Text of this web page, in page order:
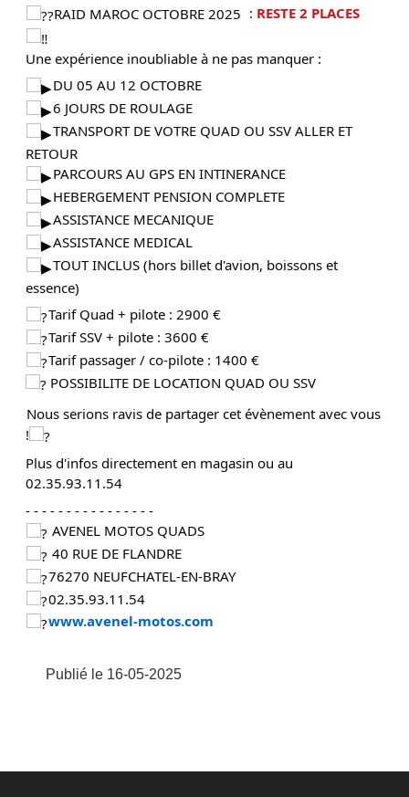
RAID MAROC OCTOBRE 2025 : RESTE 2 PLACES
Une expérience inoubliable à ne pas manquer :
DU 05 AU 12 OCTOBRE
6 JOURS DE ROULAGE
TRANSPORT DE VOTRE QUAD OU SSV ALLER ET
RETOUR
PARCOURS AU GPS EN INTINERANCE
HEBERGEMENT PENSION COMPLETE
ASSISTANCE MECANIQUE
ASSISTANCE MEDICAL
TOUT INCLUS (hors billet d'avion, boissons et
essence)
Tarif Quad + pilote : 2900 €
Tarif SSV + pilote : 3600 €
Tarif passager / co-pilote : 1400 €
POSSIBILITE DE LOCATION QUAD OU SSV
Nous serions ravis de partager cet évènement avec vous
!
Plus d'infos directement en magasin ou au
02.35.93.11.54
- - - - - - - - - - - - - - - -
AVENEL MOTOS QUADS
40 RUE DE FLANDRE
76270 NEUFCHATEL-EN-BRAY
02.35.93.11.54
www.avenel-motos.com
Publié le 16-05-2025